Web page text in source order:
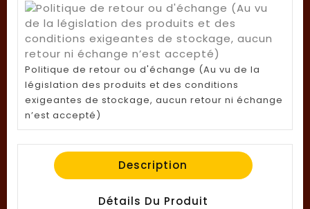
Politique de retour ou d'échange (Au vu de la
législation des produits et des conditions
exigeantes de stockage, aucun retour ni échange
n’est accepté)
Description
Détails Du Produit